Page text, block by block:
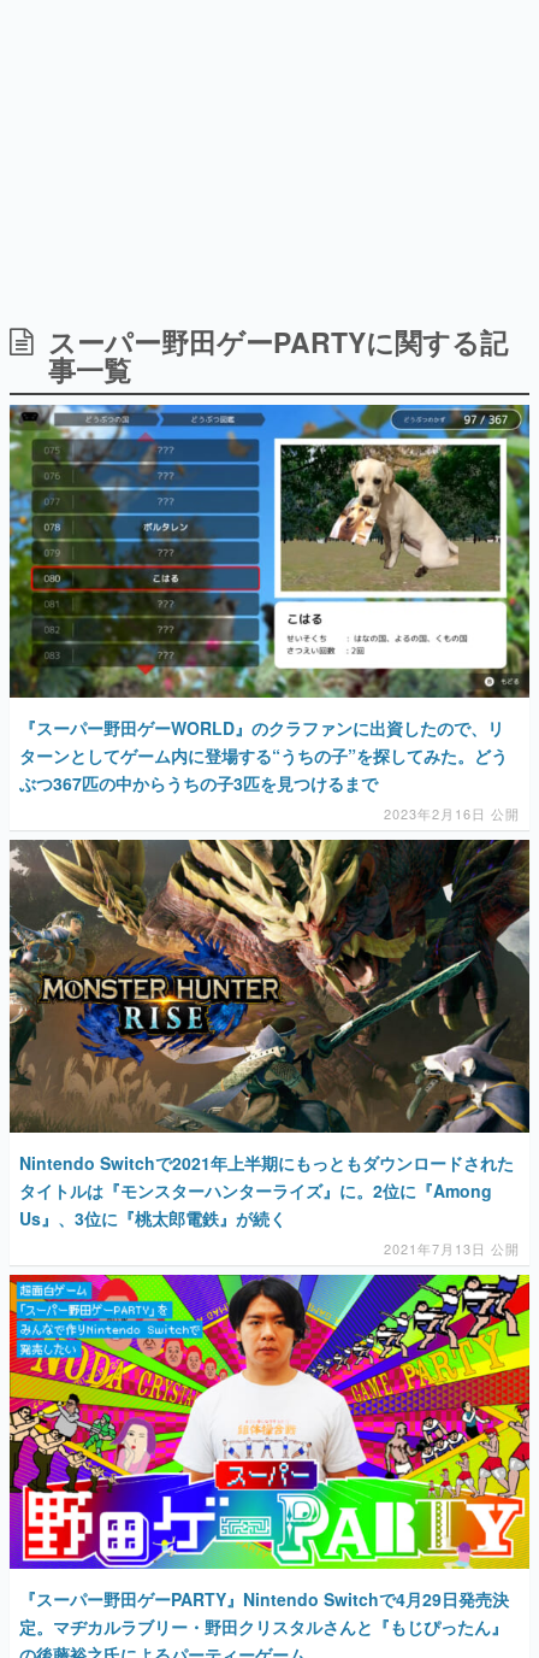
ゲーム開発者・hamatsu氏がゲームの魅力を画面や操作の
具体的な形から解き明かしていく、硬派で骨太な評論連載
ゲームが変えた日本語
「経験値」「裏技」「ラスボス」… ゲームにまつわる言葉
の起源や用法の変遷を、コンピューター文化史研究家・タ
イニーP氏が徹底調査。
カテゴリ
特集記事
マンガ
女性向け
その他
電ファミニコゲーマーとは？
運営：株式会社マレ
スーパー野田ゲーPARTYに関する記
事一覧
『スーパー野田ゲーWORLD』のクラファンに出資したので、リ
ターンとしてゲーム内に登場する“うちの子”を探してみた。どう
ぶつ367匹の中からうちの子3匹を見つけるまで
2023年2月16日 公開
Nintendo Switchで2021年上半期にもっともダウンロードされた
タイトルは『モンスターハンターライズ』に。2位に『Among
Us』、3位に『桃太郎電鉄』が続く
2021年7月13日 公開
『スーパー野田ゲーPARTY』Nintendo Switchで4月29日発売決
定。マヂカルラブリー・野田クリスタルさんと『もじぴったん』